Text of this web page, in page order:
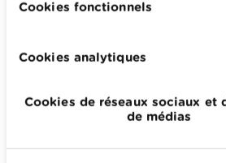
Cookies fonctionnels
Cookies analytiques
Cookies de réseaux sociaux et
de médias
Le règlement SFDR est un cadre
transparence sur la prise en
Le SFDR n’oblige pas les
durabilité mais leur impose